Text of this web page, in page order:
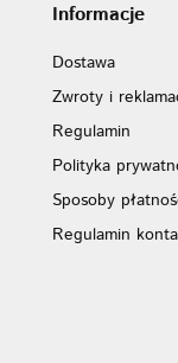
Informacje
Dostawa
Zwroty i
Regulamin
Polityka
Sposoby
Regulamin konta